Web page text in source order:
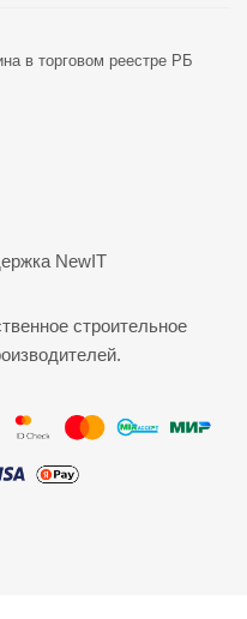
в торговом реестре РБ
NewIT
строительное